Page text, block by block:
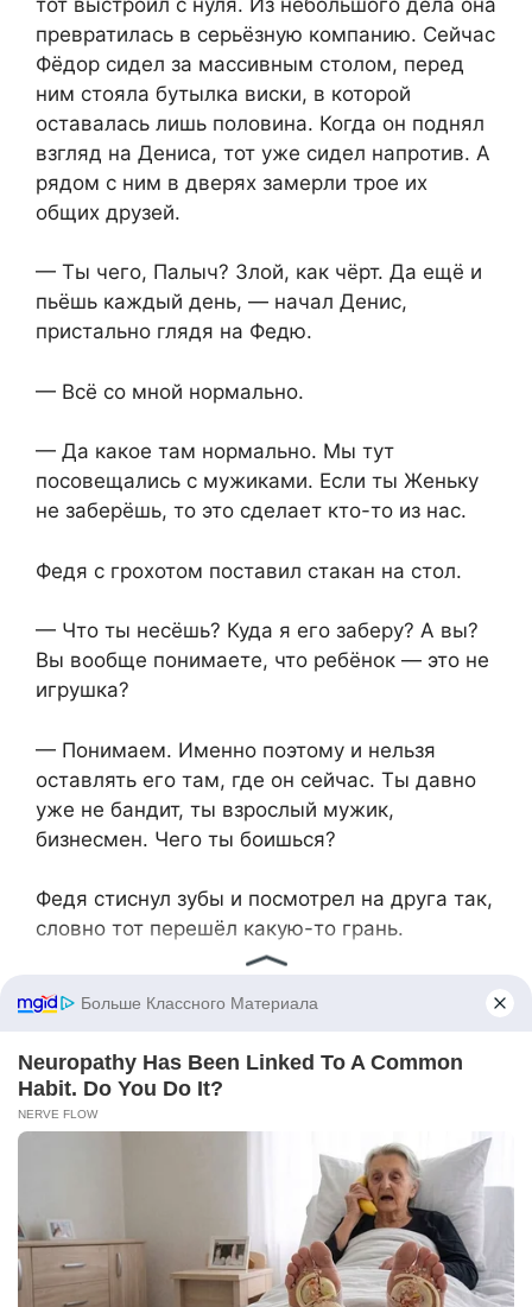
превратилась в серьёзную компанию. Сейчас
Фёдор сидел за массивным столом, перед
ним стояла бутылка виски, в которой
оставалась лишь половина. Когда он поднял
взгляд на Дениса, тот уже сидел напротив. А
рядом с ним в дверях замерли трое их
общих друзей.
— Ты чего, Палыч? Злой, как чёрт. Да ещё и
пьёшь каждый день, — начал Денис,
пристально глядя на Федю.
— Всё со мной нормально.
— Да какое там нормально. Мы тут
посовещались с мужиками. Если ты Женьку
не заберёшь, то это сделает кто-то из нас.
Федя с грохотом поставил стакан на стол.
— Что ты несёшь? Куда я его заберу? А вы?
Вы вообще понимаете, что ребёнок — это не
игрушка?
— Понимаем. Именно поэтому и нельзя
оставлять его там, где он сейчас. Ты давно
уже не бандит, ты взрослый мужик,
бизнесмен. Чего ты боишься?
Федя стиснул зубы и посмотрел на друга так,
словно тот перешёл какую-то грань.
— Ты думаешь, это так просто? — спросил
он с раздражением.
— Думаю, что ты сам всё усложняешь. С тех
пор как ты его вернул обратно в детдом, ты
стал другим. Как будто сам себя грызёшь
изнутри. А пацан-то отличный. И если ты
вдруг не женишься, ничего страшного. Мы
сами его вырастим. Нормального мужика из
него сделаем.